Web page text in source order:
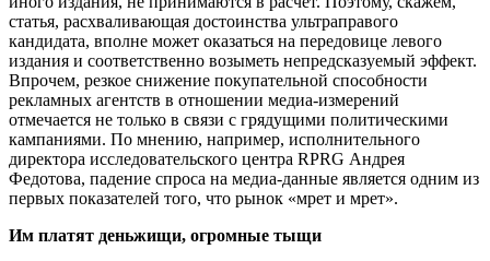
статья, расхваливающая достоинства ультраправого
кандидата, вполне может оказаться на передовице левого
издания и соответственно возыметь непредсказуемый эффект.
Впрочем, резкое снижение покупательной способности
рекламных агентств в отношении медиа-измерений
отмечается не только в связи с грядущими политическими
кампаниями. По мнению, например, исполнительного
директора исследовательского центра RPRG Андрея
Федотова, падение спроса на медиа-данные является одним из
первых показателей того, что рынок «мрет и мрет».
Им платят деньжищи, огромные тыщи